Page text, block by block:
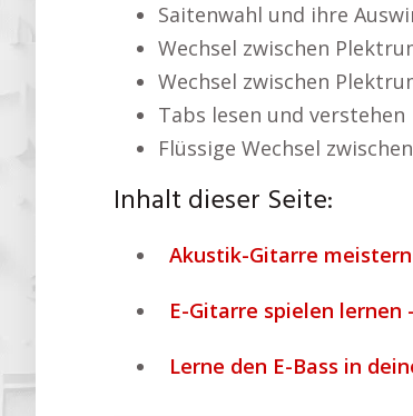
Saitenwahl und ihre
Wechsel zwischen
Wechsel zwischen
Tabs lesen und verstehen
Flüssige Wechsel
Inhalt dieser Seite:
Akustik-Gitarre
E-Gitarre spielen
Lerne den E-Bass in